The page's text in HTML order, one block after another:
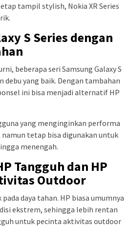
tampil stylish, Nokia XR Series
S Series dengan
beberapa seri Samsung Galaxy S
yang baik. Dengan tambahan
ini bisa menjadi alternatif HP
yang menginginkan performa
tetap bisa digunakan untuk
menengah.
Tangguh dan HP
Outdoor
daya tahan. HP biasa umumnya
ekstrem, sehingga lebih rentan
untuk pecinta aktivitas outdoor